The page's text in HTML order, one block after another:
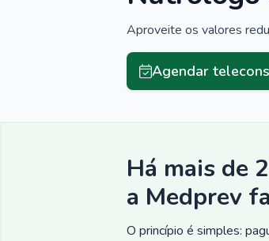
Aproveite os valores
Agendar
Há mais de
a Medprev
O princípio é simples: